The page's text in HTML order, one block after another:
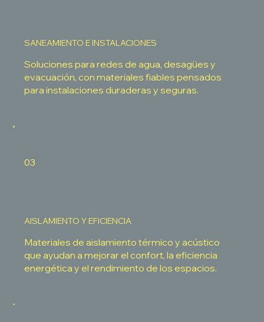
SANEAMIENTO E INSTALACIONES
Soluciones para redes de agua, desagües y
evacuación, con materiales fiables pensados
para instalaciones duraderas y seguras.
03
AISLAMIENTO Y EFICIENCIA
Materiales de aislamiento térmico y acústico
que ayudan a mejorar el confort, la eficiencia
energética y el rendimiento de los espacios.